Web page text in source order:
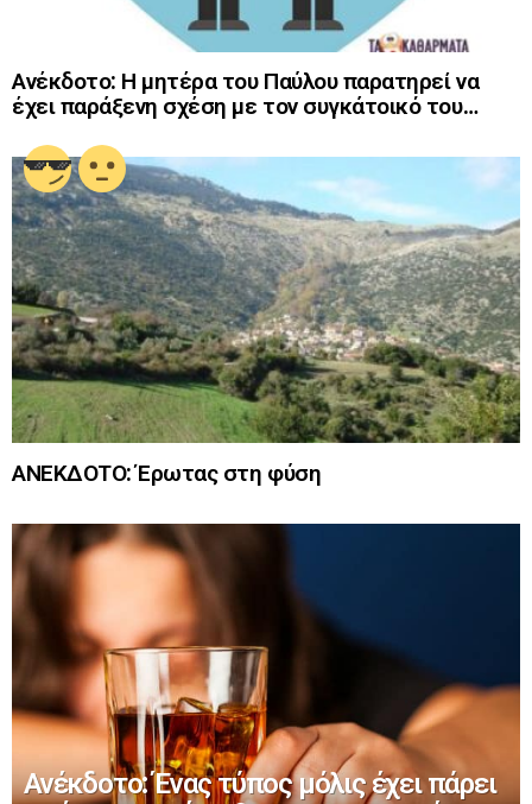
Ανέκδοτο: Η μητέρα του Παύλου παρατηρεί να
έχει παράξενη σχέση με τον συγκάτοικό του…
ΑΝΕΚΔΟΤΟ: Έρωτας στη φύση
Ανέκδοτο: Ένας τύπος μόλις έχει πάρει